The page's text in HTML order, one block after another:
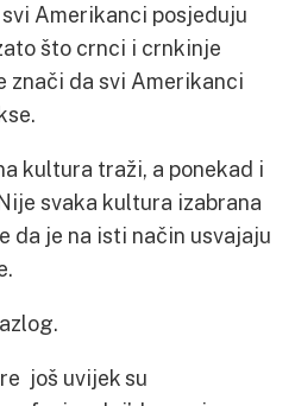
Amerikanci posjeduju
što crnci i crnkinje
znači da svi Amerikanci
kultura traži, a ponekad i
svaka kultura izabrana
da je na isti način usvajaju
još uvijek su